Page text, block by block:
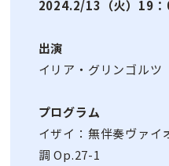
2024.2/13（火）19：
出演
イリア・グリンゴルツ
プログラム
イザイ：無伴奏ヴァイ
調 Op.27-1